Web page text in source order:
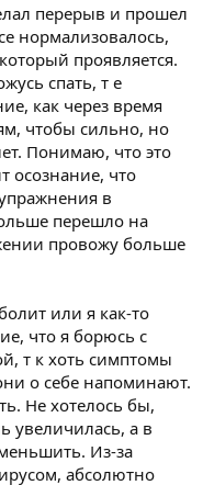
перерыв и прошел
нормализовалось,
проявляется.
спать, т е
как через время
чтобы сильно, но
Понимаю, что это
осознание, что
в
перешло на
провожу больше
или я как-то
что я борюсь с
т к хоть симптомы
о себе напоминают.
Не хотелось бы,
увеличилась, а в
Из-за
абсолютно